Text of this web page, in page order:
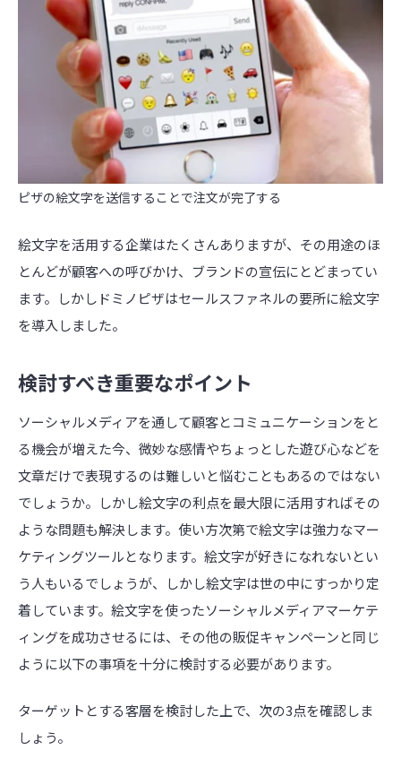
ピザの絵文字を送信することで注文が完了する
絵文字を活用する企業はたくさんありますが、その用途のほ
とんどが顧客への呼びかけ、ブランドの宣伝にとどまってい
ます。しかしドミノピザはセールスファネルの要所に絵文字
を導入しました。
検討すべき重要なポイント
ソーシャルメディアを通して顧客とコミュニケーションをと
る機会が増えた今、微妙な感情やちょっとした遊び心などを
文章だけで表現するのは難しいと悩むこともあるのではない
でしょうか。しかし絵文字の利点を最大限に活用すればその
ような問題も解決します。使い方次第で絵文字は強力なマー
ケティングツールとなります。絵文字が好きになれないとい
う人もいるでしょうが、しかし絵文字は世の中にすっかり定
着しています。絵文字を使ったソーシャルメディアマーケテ
ィングを成功させるには、その他の販促キャンペーンと同じ
ように以下の事項を十分に検討する必要があります。
ターゲットとする客層を検討した上で、次の3点を確認しま
しょう。